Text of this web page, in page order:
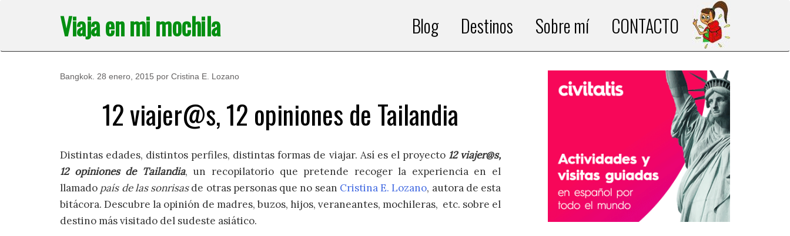
Viaja en mi mochila Blog Destinos Sobre mí CONTACTO
Bangkok 28 enero, 2015 por Cristina E. Lozano
12 viajer@s, 12 opiniones de Tailandia
Distintas edades, distintos perfiles, distintas formas de viajar. Así es el proyecto 12 viajer@s,
12 opiniones de Tailandia, un recopilatorio que pretende recoger la experiencia en el
llamado país de las sonrisasde otras personas que no sean Cristina E. Lozano, autora de esta
bitácora. Descubre la opinión de madres, buzos, hijos, veraneantes, mochileras, etc. sobre el
destino más visitado del sudeste asiático.